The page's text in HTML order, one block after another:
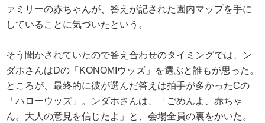
ァミリーの赤ちゃんが、答えが記された園内マップを手に
していることに気づいたという。
そう聞かされていたので答え合わせのタイミングでは、ン
ダホさんはDの「KONOMIウッズ」を選ぶと誰もが思った。
ところが、最終的に彼が選んだ答えは拍手が多かったCの
「ハローウッズ」。ンダホさんは、「ごめんよ、赤ちゃ
ん。大人の意見を信じたよ」と、会場全員の裏をかいた。